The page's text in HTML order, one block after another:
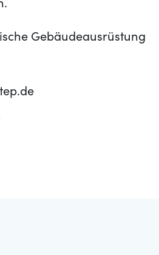
Gebäudeausrüstung